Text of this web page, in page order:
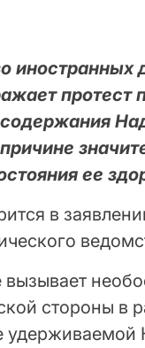
иностранных
протест
содержания
ее
в
стороны в